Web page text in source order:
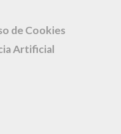
de Cookies
Artificial